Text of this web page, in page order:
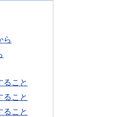
ら
ること
ること
ること